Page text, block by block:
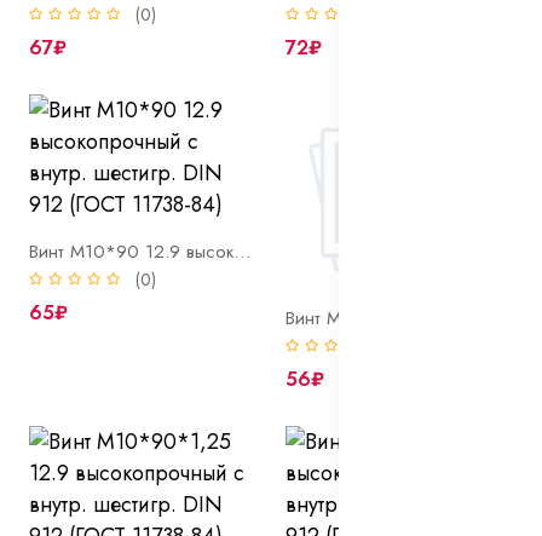
(0)
67₽ 72₽
Винт М10*90 12.9 высокопрочный с внутр. шестигр. DIN 912 (ГОСТ 11738-84)
(0)
65₽
56₽